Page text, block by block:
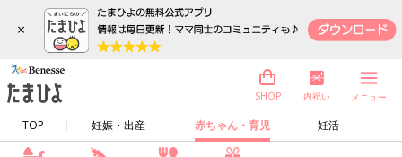
×
TOP 妊娠・出産 赤ちゃん・育児 妊活
SHOP 内祝い メニュー